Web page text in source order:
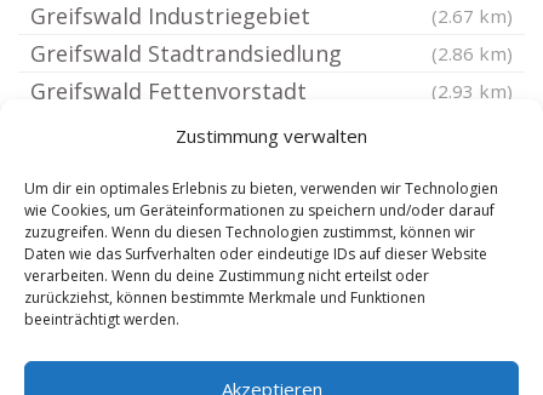
Zustimmung verwalten
Um dir ein optimales Erlebnis zu bieten, verwenden wir Technologien
wie Cookies, um Geräteinformationen zu speichern und/oder darauf
zuzugreifen. Wenn du diesen Technologien zustimmst, können wir
Daten wie das Surfverhalten oder eindeutige IDs auf dieser Website
verarbeiten. Wenn du deine Zustimmung nicht erteilst oder
zurückziehst, können bestimmte Merkmale und Funktionen
beeinträchtigt werden.
Akzeptieren
Greifswald Industriegebiet (2.67 km)
Greifswald Stadtrandsiedlung (2.86 km)
Greifswald Fettenvorstadt (2.93 km)
Greifswald Obstbausiedlung
Wackerow bei Greifswald (3.57 km)
Loissin (4.05 km)
Weitenhagen bei Greifswald
Hinrichshagen bei Greifswald
Diedrichshagen bei Greifswald